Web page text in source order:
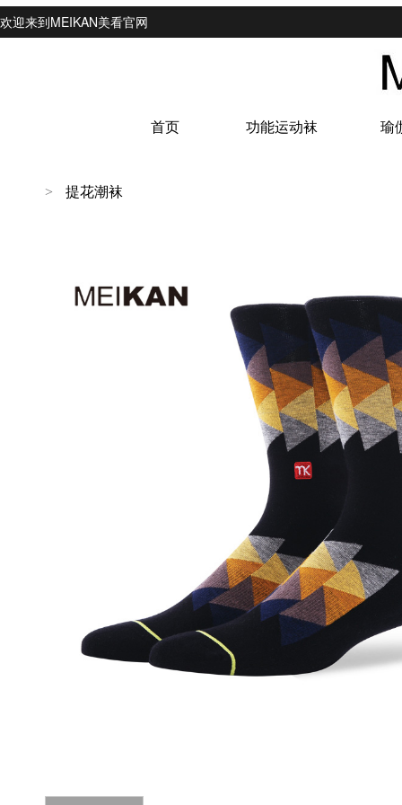
欢迎来到MEIKAN美看官网
首页 功能运动袜 瑜
> 提花潮袜